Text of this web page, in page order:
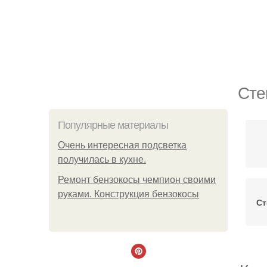
Популярные материалы
Очень интересная подсветка
получилась в кухне.
Ремонт бензокосы чемпион своими
руками. Конструкция бензокосы